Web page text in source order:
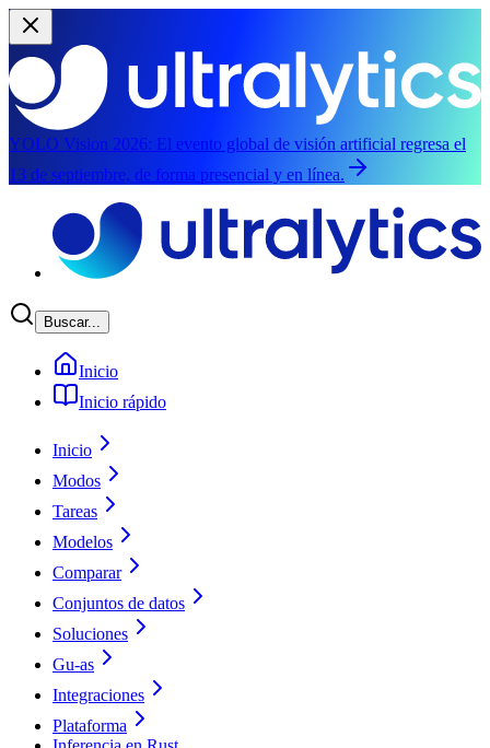
YOLO Vision 2026: El evento global de visión artificial regresa el
13 de septiembre, de forma presencial y en línea.
Buscar...
Inicio
Inicio rápido
Inicio
Modos
Tareas
Modelos
Comparar
Conjuntos de datos
Soluciones
Gu-as
Integraciones
Plataforma